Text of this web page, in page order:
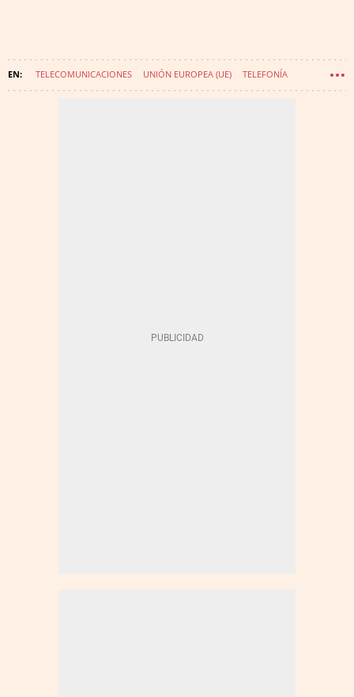
TELECOMUNICACIONES UNIÓN EUROPEA (UE) TELEFONÍA